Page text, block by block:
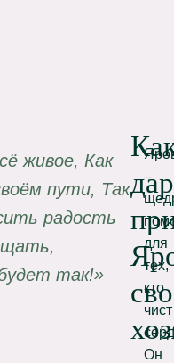
живое, Как
пути, Так
радость
так!»
–
для
тех,
кто
чист
Он